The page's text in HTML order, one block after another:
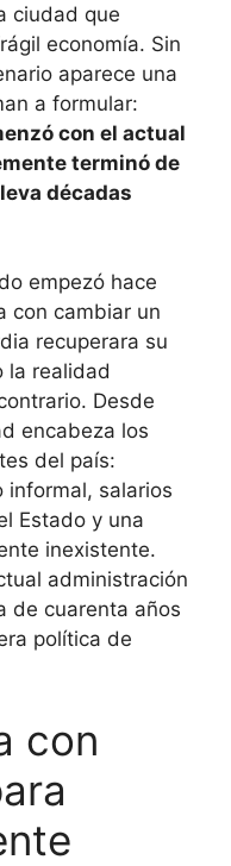
ciudad que
economía. Sin
aparece una
a formular:
con el actual
terminó de
décadas
empezó hace
con cambiar un
recuperara su
la realidad
Desde
encabeza los
del país:
informal, salarios
Estado y una
inexistente.
administración
de cuarenta años
política de
con